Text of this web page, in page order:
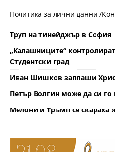
Политика за лични данни /
Труп на тинейджър в София
„Калашниците“
Студентски град
Иван Шишков заплаши
Петър Волгин може да си го
Мелони и Тръмп се скараха